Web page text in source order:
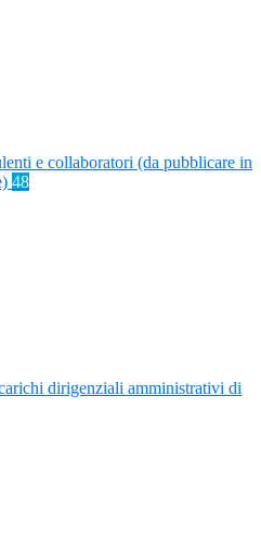
e collaboratori (da pubblicare in
48
dirigenziali amministrativi di